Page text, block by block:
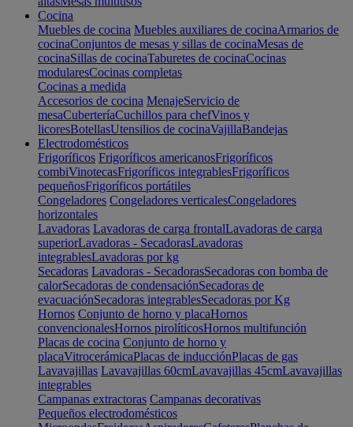
Cocina
Muebles de cocina Muebles auxiliares de cocinaArmarios de
cocinaConjuntos de mesas y sillas de cocinaMesas de
cocinaSillas de cocinaTaburetes de cocinaCocinas
modularesCocinas completas
Cocinas a medida
Accesorios de cocina MenajeServicio de
mesaCuberteríaCuchillos para chefVinos y
licoresBotellasUtensilios de cocinaVajillaBandejas
Electrodomésticos
Frigoríficos Frigoríficos americanosFrigoríficos
combiVinotecasFrigoríficos integrablesFrigoríficos
pequeñosFrigoríficos portátiles
Congeladores Congeladores verticalesCongeladores
horizontales
Lavadoras Lavadoras de carga frontalLavadoras de carga
superiorLavadoras - SecadorasLavadoras
integrablesLavadoras por kg
Secadoras Lavadoras - SecadorasSecadoras con bomba de
calorSecadoras de condensaciónSecadoras de
evacuaciónSecadoras integrablesSecadoras por Kg
Hornos Conjunto de horno y placaHornos
convencionalesHornos pirolíticosHornos multifunción
Placas de cocina Conjunto de horno y
placaVitrocerámicaPlacas de inducciónPlacas de gas
Lavavajillas Lavavajillas 60cmLavavajillas 45cmLavavajillas
integrables
Campanas extractoras Campanas decorativas
Pequeños electrodomésticos